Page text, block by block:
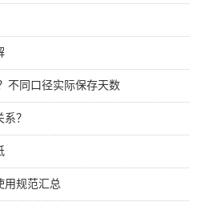
不同口径实际保存天数
？
用规范汇总